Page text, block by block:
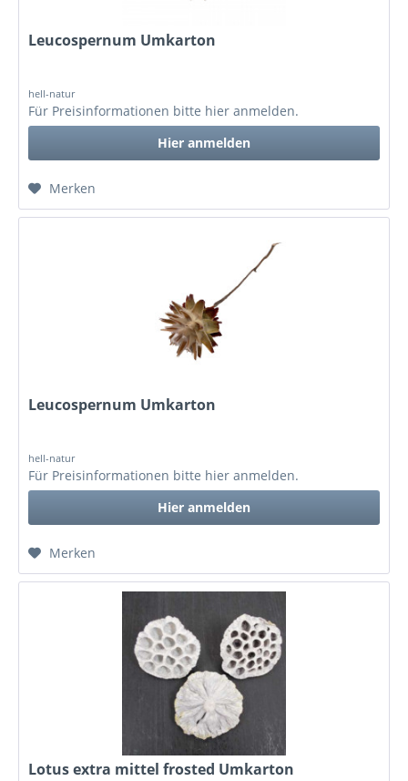
Leucospernum Umkarton
hell-natur
Für Preisinformationen bitte hier anmelden.
Hier anmelden
Merken
Leucospernum Umkarton
hell-natur
Für Preisinformationen bitte hier anmelden.
Hier anmelden
Merken
Lotus extra mittel frosted Umkarton